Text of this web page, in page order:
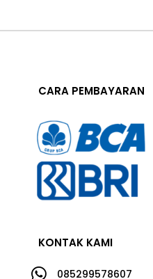
CARA PEMBAYARAN
KONTAK KAMI
 085299578607